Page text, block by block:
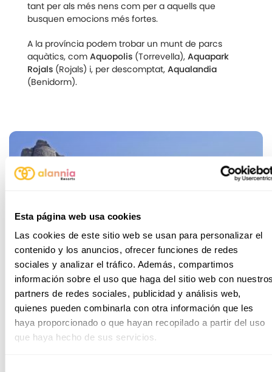
Esta página web usa cookies
Las cookies de este sitio web se usan para personalizar el
contenido y los anuncios, ofrecer funciones de redes
sociales y analizar el tráfico. Además, compartimos
información sobre el uso que haga del sitio web con
partners de redes sociales, publicidad y análisis web,
quienes pueden combinarla con otra información que les
haya proporcionado o que hayan recopilado a partir del uso
que haya hecho de sus servicios.
tant per als més nens com per a aquells que
busquen emocions més fortes.
A la província podem trobar un munt de parcs
aquàtics, com Aquopolis (Torrevella), Aquapark
Rojals (Rojals) i, per descomptat, Aqualandia
(Benidorm).